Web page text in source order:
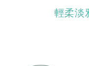
輕柔淡